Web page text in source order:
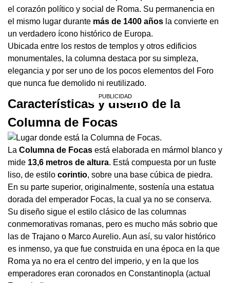
el corazón político y social de Roma. Su permanencia en
el mismo lugar durante más de 1400 años la convierte en
un verdadero ícono histórico de Europa.
Ubicada entre los restos de templos y otros edificios
monumentales, la columna destaca por su simpleza,
elegancia y por ser uno de los pocos elementos del Foro
que nunca fue demolido ni reutilizado.
Características y diseño de la
Columna de Focas
La Columna de Focas está elaborada en mármol blanco y
mide 13,6 metros de altura. Está compuesta por un fuste
liso, de estilo corintio, sobre una base cúbica de piedra.
En su parte superior, originalmente, sostenía una estatua
dorada del emperador Focas, la cual ya no se conserva.
Su diseño sigue el estilo clásico de las columnas
conmemorativas romanas, pero es mucho más sobrio que
las de Trajano o Marco Aurelio. Aun así, su valor histórico
es inmenso, ya que fue construida en una época en la que
Roma ya no era el centro del imperio, y en la que los
emperadores eran coronados en Constantinopla (actual